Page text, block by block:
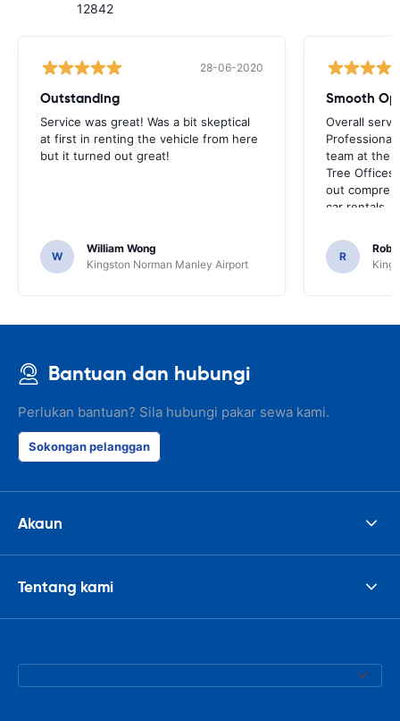
12842
28-06-2020
Outstanding
Service was great! Was a bit skeptical
at first in renting the vehicle from here
but it turned out great!
W
William Wong
Kingston Norman Manley Airport
Smooth
Overall
team at the
Tree
out
car rentals.
R
Bantuan dan hubungi
Perlukan bantuan? Sila hubungi pakar sewa kami.
Sokongan pelanggan
Akaun
Tentang kami